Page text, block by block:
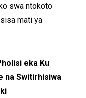
swa ntokoto
mati ya
eka Ku
na Switirhisiwa